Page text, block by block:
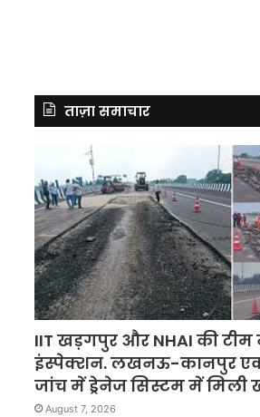
ताज़ा समाचार
IIT खड़गपुर और NHAI की टीम
इंस्पेक्शन. लखनऊ-कानपुर
जांच में ड्रेनेज सिस्टम में मिली
August 7, 2026